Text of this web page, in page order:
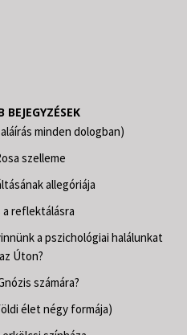
BEJEGYZÉSEK
minden dologban)
szelleme
allegóriája
a reflektálásra
a pszichológiai halálunkat
Úton?
számára?
élet négy formája)